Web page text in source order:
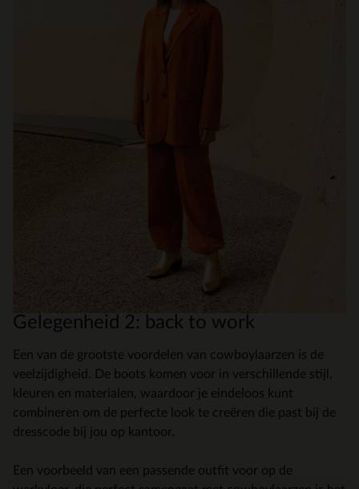
Gelegenheid 2: back to work
Een van de grootste voordelen van cowboylaarzen is de
veelzijdigheid. De boots komen voor in verschillende stijl,
kleuren en materialen, waardoor je eindeloos kunt
combineren om de perfecte look te creëren die past bij de
dresscode bij jou op kantoor.
Een voorbeeld van een passende outfit voor op de